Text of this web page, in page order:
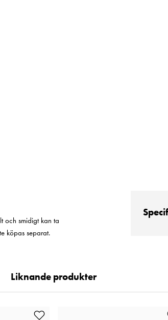
och smidigt kan ta
köpas separat.
Liknande produkter